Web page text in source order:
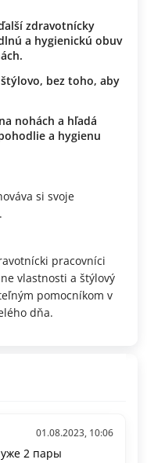
zdravotnícky
a hygienickú obuv
bez toho, aby
nohách a hľadá
a hygienu
si svoje
pracovníci
vlastnosti a štýlový
pomocníkom v
dňa.
01.08.2023, 10:06
2 пары